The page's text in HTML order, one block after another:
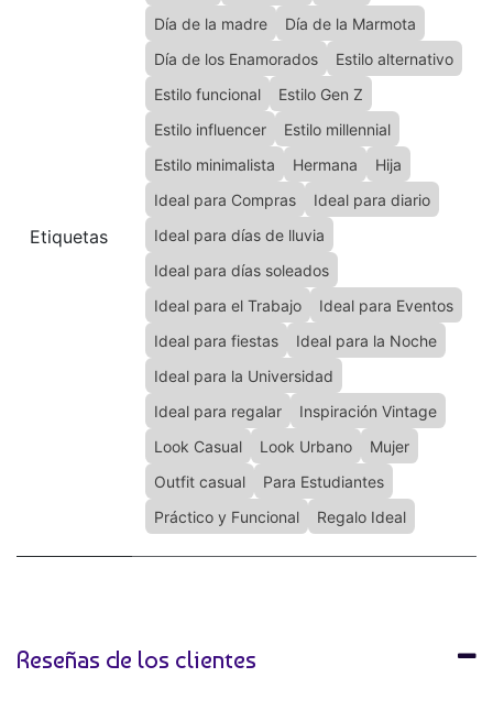
Etiquetas
Día de la madre
Día de la Marmota
Día de los Enamorados
Estilo alternativo
Estilo funcional
Estilo Gen Z
Estilo influencer
Estilo millennial
Estilo minimalista
Hermana
Hija
Ideal para Compras
Ideal para diario
Ideal para días de lluvia
Ideal para días soleados
Ideal para el Trabajo
Ideal para Eventos
Ideal para fiestas
Ideal para la Noche
Ideal para la Universidad
Ideal para regalar
Inspiración Vintage
Look Casual
Look Urbano
Mujer
Outfit casual
Para Estudiantes
Práctico y Funcional
Regalo Ideal
Reseñas de los clientes